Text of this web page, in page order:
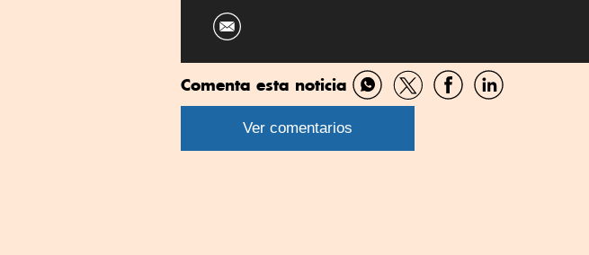
Comenta esta noticia
Compartir
por
Compartir
por
CompartirCompartir
Ver comentarios